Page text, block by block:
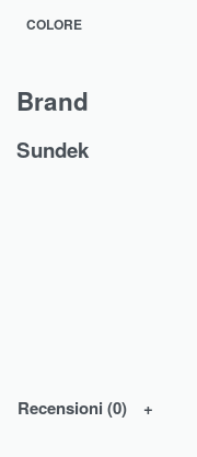
COLORE
Brand
Sundek
Recensioni (0)